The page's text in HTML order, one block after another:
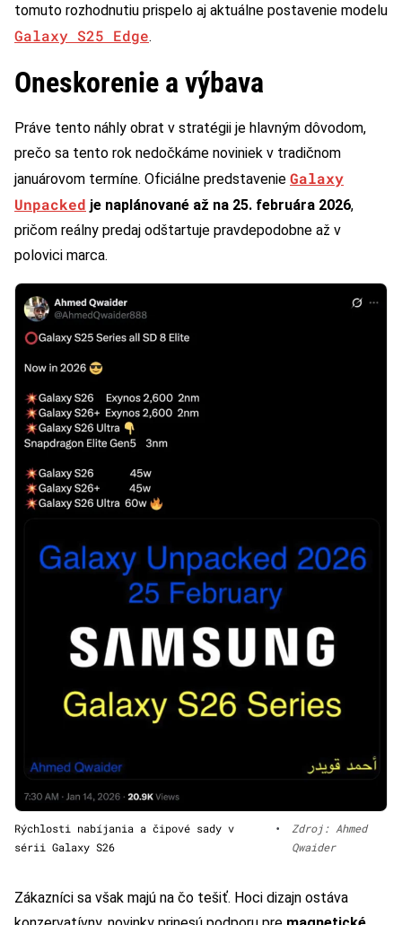
tomuto rozhodnutiu prispelo aj aktuálne postavenie modelu
Galaxy S25 Edge.
Oneskorenie a výbava
Práve tento náhly obrat v stratégii je hlavným dôvodom,
prečo sa tento rok nedočkáme noviniek v tradičnom
januárovom termíne. Oficiálne predstavenie Galaxy
Unpacked je naplánované až na 25. februára 2026,
pričom reálny predaj odštartuje pravdepodobne až v
polovici marca.
Rýchlosti nabíjania a čipové sady v
sérii Galaxy S26
•
Zdroj: Ahmed
Qwaider
Zákazníci sa však majú na čo tešiť. Hoci dizajn ostáva